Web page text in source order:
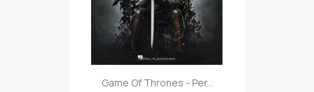
Game Of Thrones - Per...